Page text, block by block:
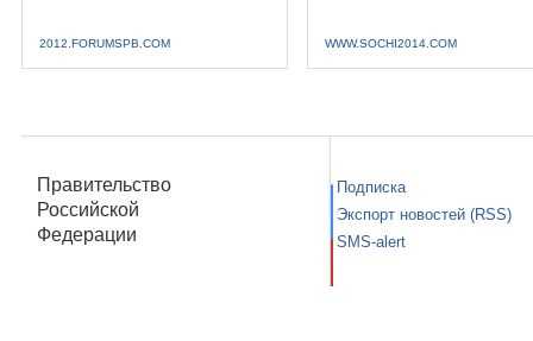
2012.FORUMSPB.COM WWW.SOCHI2014.COM
Правительство
Российской
Федерации
Подписка
Экспорт новостей (RSS)
SMS-alert